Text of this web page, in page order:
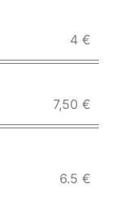
4 €
7,50 €
6.5 €